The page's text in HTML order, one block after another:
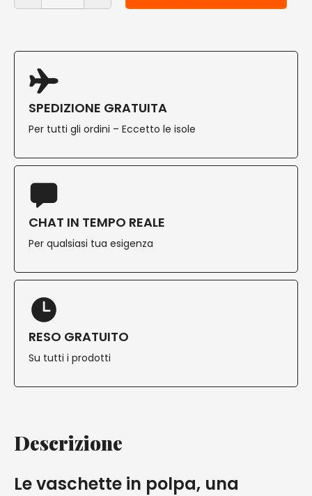
SPEDIZIONE GRATUITA
Per tutti gli ordini – Eccetto le isole
CHAT IN TEMPO REALE
Per qualsiasi tua esigenza
RESO GRATUITO
Su tutti i prodotti
Descrizione
Le vaschette in polpa, una